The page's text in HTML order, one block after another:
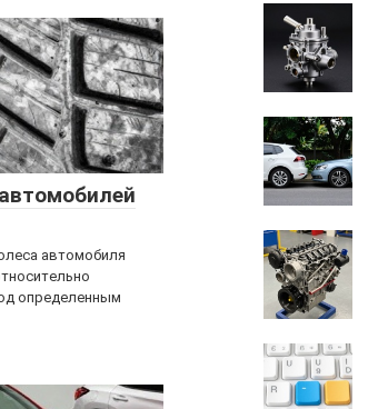
автомобиля
определенным